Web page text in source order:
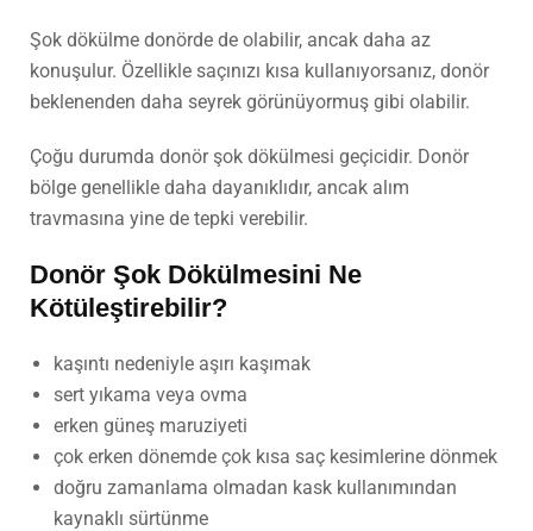
Şok dökülme donörde de olabilir, ancak daha az
konuşulur. Özellikle saçınızı kısa kullanıyorsanız, donör
beklenenden daha seyrek görünüyormuş gibi olabilir.
Çoğu durumda donör şok dökülmesi geçicidir. Donör
bölge genellikle daha dayanıklıdır, ancak alım
travmasına yine de tepki verebilir.
Donör Şok Dökülmesini Ne
Kötüleştirebilir?
kaşıntı nedeniyle aşırı kaşımak
sert yıkama veya ovma
erken güneş maruziyeti
çok erken dönemde çok kısa saç kesimlerine dönmek
doğru zamanlama olmadan kask kullanımından
kaynaklı sürtünme